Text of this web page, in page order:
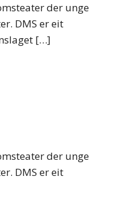
der unge
DMS er eit
[…]
der unge
DMS er eit